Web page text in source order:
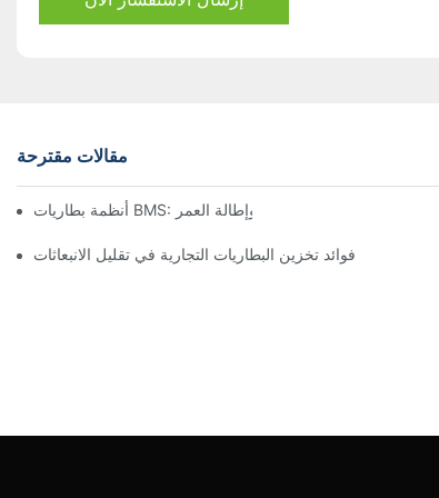
مقالات مقترحة
أنظمة بطاريات BMS: تحسين الأداء وإطالة العمر
فوائد تخزين البطاريات التجارية في تقليل الانبعاثات